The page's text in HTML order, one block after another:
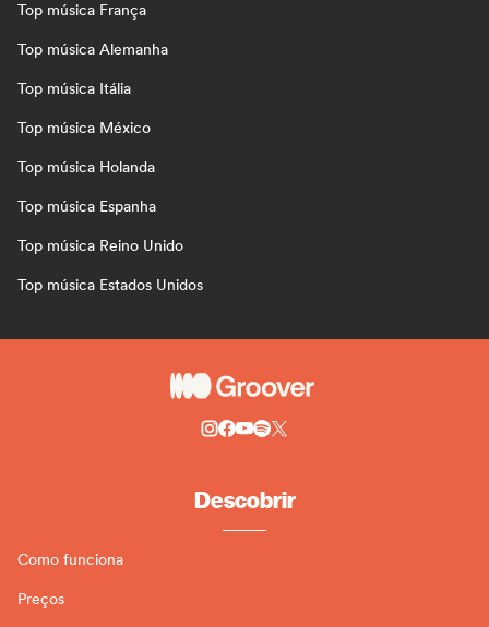
Top música França
Top música Alemanha
Top música Itália
Top música México
Top música Holanda
Top música Espanha
Top música Reino Unido
Top música Estados Unidos
Descobrir
Como funciona
Preços